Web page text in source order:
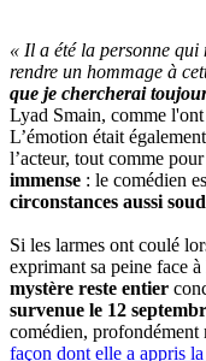
« Il a été la personne qui
rendre un hommage à
que je chercherai
Lyad Smain, comme
L’émotion était
l’acteur, tout comme
immense : le comédien
circonstances aussi
Si les larmes ont coulé
exprimant sa peine face
mystère reste entier
survenue le 12
comédien, profondément
façon dont elle a appris